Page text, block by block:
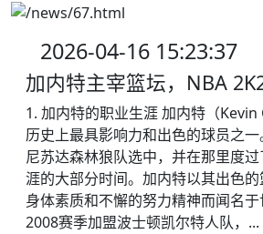
2026-04-16 15:23:37
加内特主宰篮坛，NBA
1. 加内特的职业生涯 加内特（
历史上最具影响力和出色的球员之
尼苏达森林狼队选中，并在那里度
涯的大部分时间。加内特以其出色
身体素质和不懈的努力精神而闻名
2008赛季加盟波士顿凯尔特人队，...